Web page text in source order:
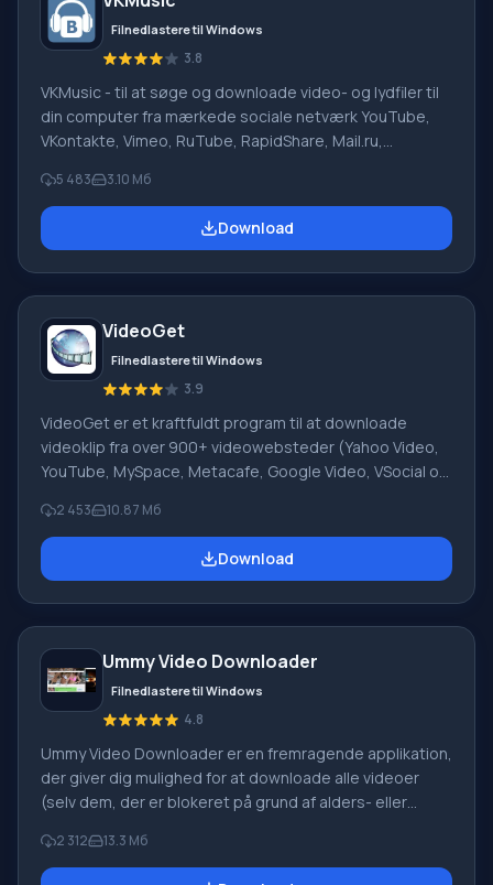
problemer, faFilnedlastere til Windows
3.8
VKMusic - til at søge og downloade video- og lydfiler til
din computer fra mærkede sociale netværk YouTube,
VKontakte, Vimeo, RuTube, RapidShare, Mail.ru,
understøttes på sider som smotri.com, intv.ru,
video.google.com, video.bigmir.net, a1tv.ru, tnt-tv.ru og
andre. Fordele: Yderligere søgning i en interaktiv
med support
5 483 3.10 Мб
Download
VideoGet
Filnedlastere til Windows
3.9
VideoGet er et kraftfuldt program til at downloade
videoklip fra over 900+ videowebsteder (Yahoo Video,
YouTube, MySpace, Metacafe, Google Video, VSocial og
forskellige formater til afspilning på en videoafspiller,
computer eller mobiltelefon. Funktioner På trods af
overfloden af downloader-programmer fra forskellige
downloaden automatisk.
2 453 10.87 Mб
Download
Ummy Video Downloader
Filnedlastere til Windows
4.8
Ummy Video Downloader er en fremragende applikation,
der giver dig mulighed for at downloade alle videoer
(selv dem, der er blokeret på grund af alders- eller
videohosting-side YouTube. Du kan downloade enten
hele videoen eller kun lydsporet. Applikationen har et
2 312 13.3 Мб